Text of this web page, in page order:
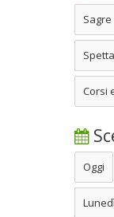
Corsi
Oggi
Lunedì